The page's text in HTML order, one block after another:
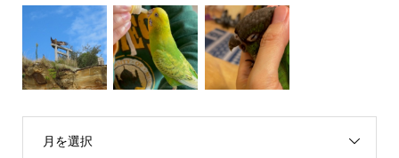
月を選択